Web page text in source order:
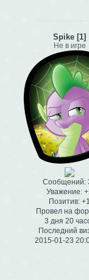
Spike [1]
Не в игре
Сообщений:
Уважение:
Позитив: +1
Провел на
3 дня 20
Последний
2015-01-23